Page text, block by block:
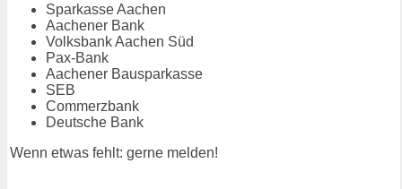
Sparkasse Aachen
Aachener Bank
Volksbank Aachen Süd
Pax-Bank
Aachener Bausparkasse
SEB
Commerzbank
Deutsche Bank
Wenn etwas fehlt: gerne melden!